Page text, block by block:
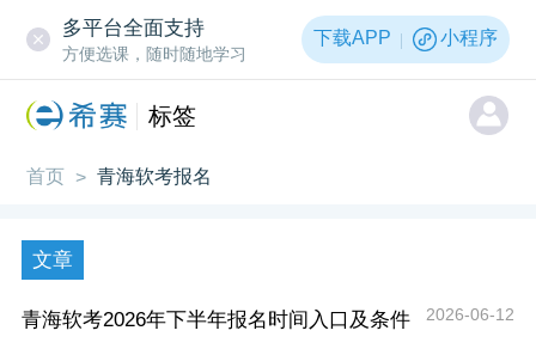
多平台全面支持
方便选课，随时随地学习
下载APP 小程序
标签
首页 > 青海软考报名
文章
青海软考2026年下半年报名时间入口及条件 2026-06-12